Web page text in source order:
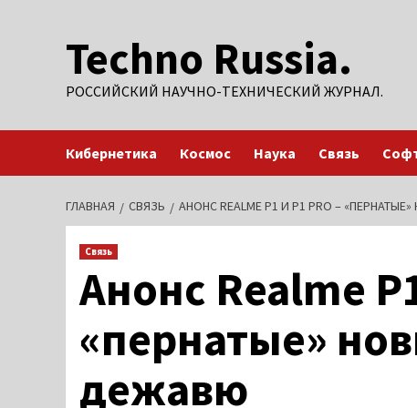
содержимомуTechno Russia.
РОССИЙСКИЙ НАУЧНО-ТЕХНИЧЕСКИЙ ЖУРНАЛ.
Кибернетика Космос Наука Связь
ГЛАВНАЯ СВЯЗЬ АНОНС REALME P1 И P1 PRO –
Связь
Анонс Realme
«пернатые»
дежавю